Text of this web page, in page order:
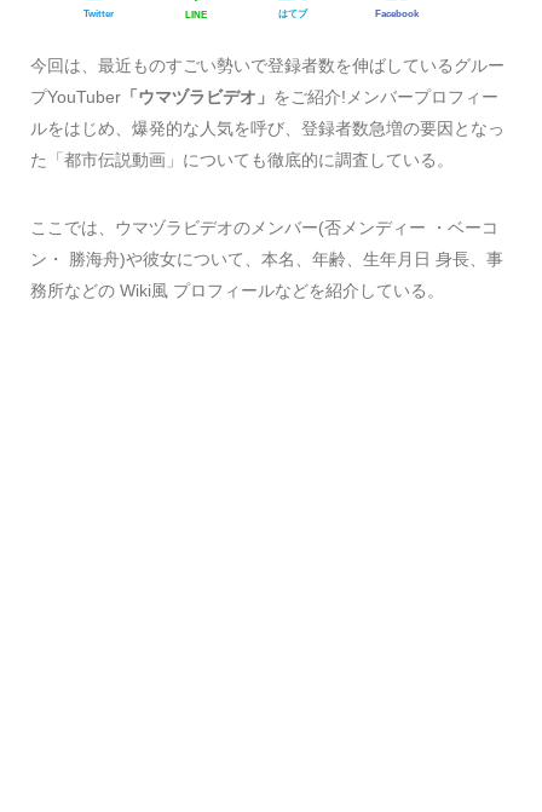
Twitter LINE はてブ Facebook
今回は、最近ものすごい勢いで登録者数を伸ばしているグルー
プYouTuber 「ウマヅラビデオ」 をご紹介!メンバープロフィー
ルをはじめ、爆発的な人気を呼び、登録者数急増の要因となっ
た「都市伝説動画」についても徹底的に調査している。
ここでは、ウマヅラビデオのメンバー(否メンディー ・ベーコ
ン・ 勝海舟)や彼女について、本名、年齢、生年月日 身長、事
務所などの Wiki風 プロフィールなどを紹介している。